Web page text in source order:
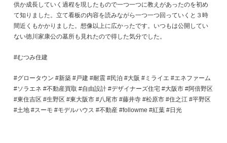
供か成長していく過程を現したもので一つ一つに教えがあったのを初め
て知りました。立て看板の内容を読みながら一つ一つ回っていくと３時
間近くもかかりました。想像以上に広かったです。いつもは公開してい
ない徳川家康公の墓所も見れたので得した気分でした。
#むつみ住建
#グロータウン #新築 #戸建 #耐震 #民泊 #大阪 #ミライエ #エネファーム
#ソラエネ #不動産買取 #自由設計 #デザイナーズ住宅 #大阪市 #阿倍野区
#東住吉区 #生野区 #東大阪市 #八尾市 #藤井寺 #松原市 #住之江 #平野区
#土地 #スーモ #モデルハウス #不動産 #followme #紅葉 #日光